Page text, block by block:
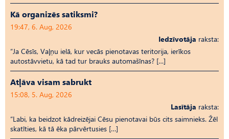
Kā organizēs satiksmi?
19:47, 6. Aug, 2026
Iedzīvotāja raksta:
“Ja Cēsīs, Vaļņu ielā, kur vecās pienotavas teritorija, ierīkos
autostāvvietu, kā tad tur brauks automašīnas? […]
Atļāva visam sabrukt
15:08, 5. Aug, 2026
Lasītāja raksta:
“Labi, ka beidzot kādreizējai Cēsu pienotavai būs cits saimnieks. Žēl
skatīties, kā tā ēka pārvērtusies […]